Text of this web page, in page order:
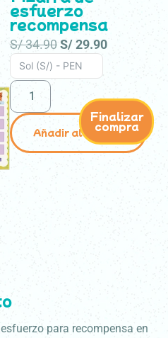
esfuerzo
recompensa
S/34.90S/29.90
Sol (S/) - PEN
Añadir al carrito
Finalizar
compra
para recompensa en